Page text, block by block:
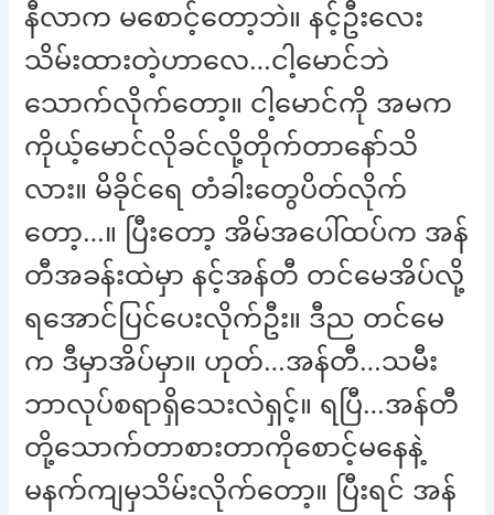
နီလာက မစောင့်တော့ဘဲ။ နင့်ဦးလေး
သိမ်းထားတဲ့ဟာလေ…ငါ့မောင်ဘဲ
သောက်လိုက်တော့။ ငါ့မောင်ကို အမက
ကိုယ့်မောင်လိုခင်လို့တိုက်တာနော်သိ
လား။ မိခိုင်ရေ တံခါးတွေပိတ်လိုက်
တော့…။ ပြီးတော့ အိမ်အပေါ်ထပ်က အန်
တီအခန်းထဲမှာ နင့်အန်တီ တင်မေအိပ်လို့
ရအောင်ပြင်ပေးလိုက်ဦး။ ဒီည တင်မေ
က ဒီမှာအိပ်မှာ။ ဟုတ်…အန်တီ…သမီး
ဘာလုပ်စရာရှိသေးလဲရှင့်။ ရပြီ…အန်တီ
တို့သောက်တာစားတာကိုစောင့်မနေနဲ့
မနက်ကျမှသိမ်းလိုက်တော့။ ပြီးရင် အန်